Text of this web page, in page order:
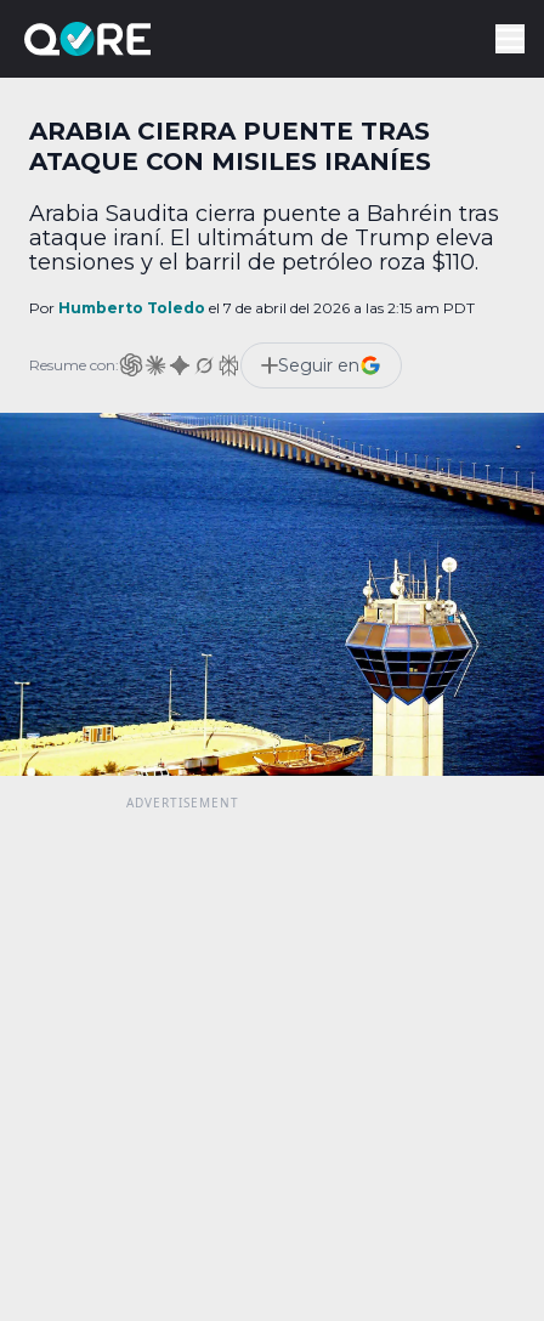
ARABIA CIERRA PUENTE TRAS
ATAQUE CON MISILES IRANÍES
Arabia Saudita cierra puente a Bahréin tras
ataque iraní. El ultimátum de Trump eleva
tensiones y el barril de petróleo roza $110.
Por Humberto Toledo el 7 de abril del 2026 a las 2:15 am PDT
Resume con: Seguir en